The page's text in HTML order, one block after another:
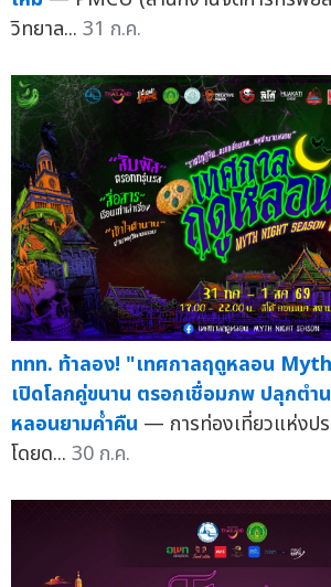
วิทยาล... 31 ก.ค.
ททท. ท้าลอง! "เทศกาลฤดูหลอน
เปิดโลกคู่ขนาน ตรอกเชื่อมภพ ปลุกตำ
หลอนยามค่ำคืน — การท่องเที่ยวแห่งป
โดยด... 30 ก.ค.